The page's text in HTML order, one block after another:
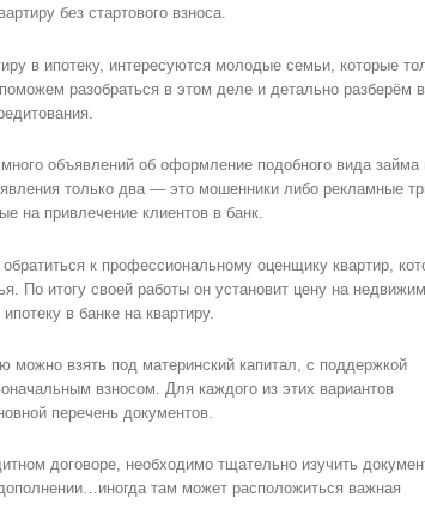
без стартового взноса.
в ипотеку, интересуются молодые семьи, которые
разобраться в этом деле и детально разберём
объявлений об оформление подобного вида займа
только два — это мошенники либо рекламные
на привлечение клиентов в банк.
к профессиональному оценщику квартир,
По итогу своей работы он установит цену на
в банке на квартиру.
можно взять под материнский капитал, с поддержкой
взносом. Для каждого из этих вариантов
перечень документов.
договоре, необходимо тщательно изучить
там может расположиться важная